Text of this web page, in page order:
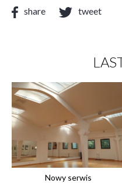
share tweet
Nowy serwis